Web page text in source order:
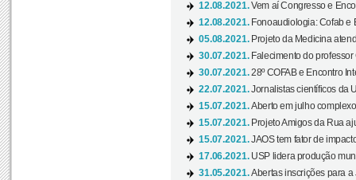
12.08.2021.Vem aí Congresso e
12.08.2021. Fonoaudiologia: Cofab e
05.08.2021. Projeto da Medicina
30.07.2021. Falecimento do
30.07.2021.28º COFAB e Encontro
22.07.2021.Jornalistas científicos da
15.07.2021.Aberto em julho
15.07.2021. Projeto Amigos da Rua
15.07.2021.JAOS tem fator de
17.06.2021. USP lidera produção
31.05.2021.Abertas inscrições para